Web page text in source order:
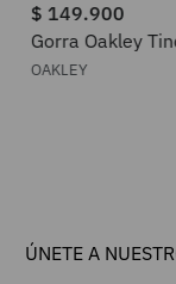
$ 149.900
Gorra Oakley
OAKLEY
ÚNETE A